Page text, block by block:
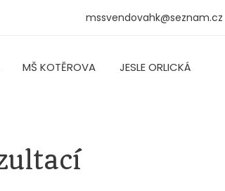
mssvendovahk@seznam.cz
MŠ KOTĚROVA JESLE ORLICKÁ